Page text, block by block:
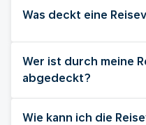
Was deckt eine
Wer ist durch meine
abgedeckt?
Wie kann ich die